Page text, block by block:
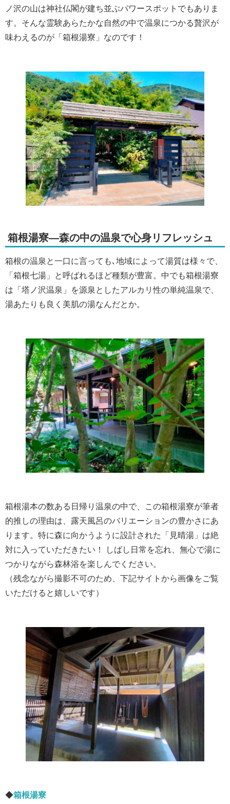
ノ沢の山は神社仏閣が建ち並ぶパワースポットでもありま
す。そんな霊験あらたかな自然の中で温泉につかる贅沢が
味わえるのが「箱根湯寮」なのです！
箱根湯寮―森の中の温泉で心身リフレッシュ
箱根の温泉と一口に言っても､地域によって湯質は様々で、
「箱根七湯」と呼ばれるほど種類が豊富。中でも箱根湯寮
は「塔ノ沢温泉」を源泉としたアルカリ性の単純温泉で、
湯あたりも良く美肌の湯なんだとか。
箱根湯本の数ある日帰り温泉の中で、この箱根湯寮が筆者
的推しの理由は、露天風呂のバリエーションの豊かさにあ
ります。特に森に向かうように設計された「見晴湯」は絶
対に入っていただきたい！ しばし日常を忘れ、無心で湯に
つかりながら森林浴を楽しんでください。
（残念ながら撮影不可のため、下記サイトから画像をご覧
いただけると嬉しいです）
◆箱根湯寮